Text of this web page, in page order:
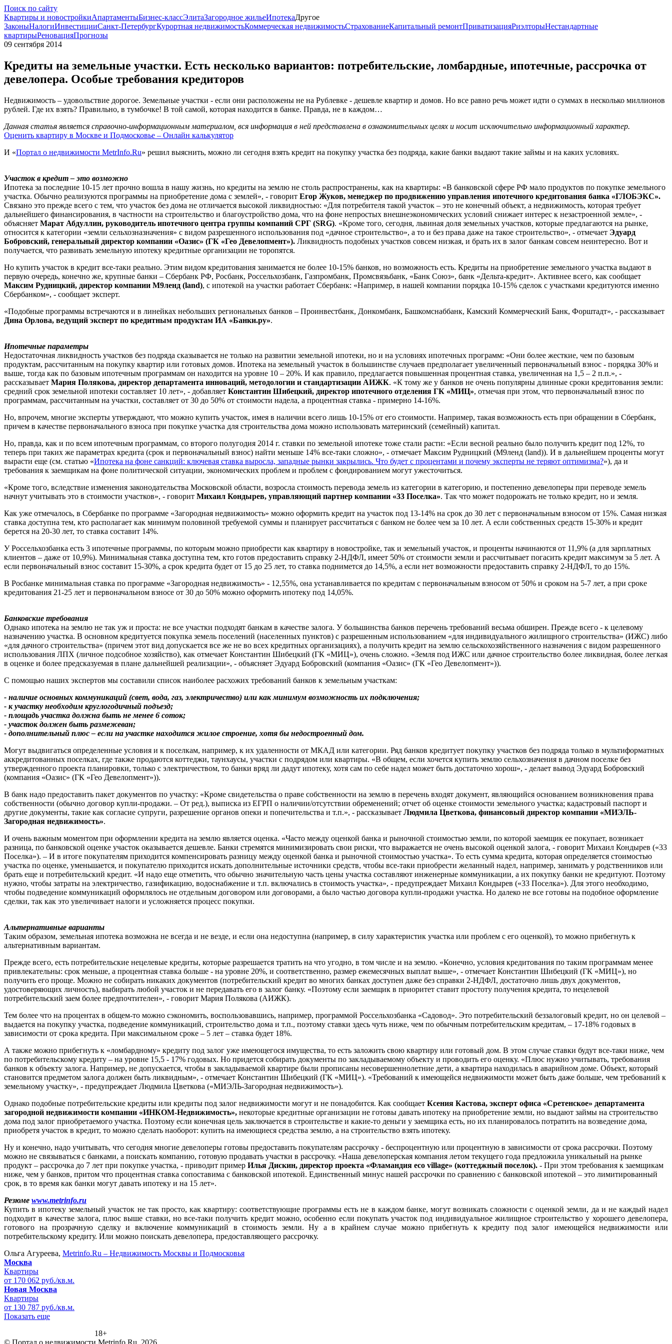
Поиск по сайту
Квартиры и новостройкиАпартаментыБизнес-классЭлитаЗагородное жильеИпотекаДругое
ЗаконыНалогиИнвестицииСанкт-ПетербургКурортная недвижимостьКоммерческая недвижимостьСтрахованиеКапитальный ремонтПриватизацияРиэлторыНестандартные
квартирыРеновацияПрогнозы
09 сентября 2014
Кредиты на земельные участки. Есть несколько вариантов: потребительские, ломбардные, ипотечные, рассрочка от
девелопера. Особые требования кредиторов
Недвижимость – удовольствие дорогое. Земельные участки - если они расположены не на Рублевке - дешевле квартир и домов. Но все равно речь может идти о суммах в несколько миллионов
рублей. Где их взять? Правильно, в тумбочке! В той самой, которая находится в банке. Правда, не в каждом…
Данная статья является справочно-информационным материалом, вся информация в ней представлена в ознакомительных целях и носит исключительно информационный характер.
Оценить квартиру в Москве и Подмосковье – Онлайн калькулятор
И «Портал о недвижимости MetrInfo.Ru» решил выяснить, можно ли сегодня взять кредит на покупку участка без подряда, какие банки выдают такие займы и на каких условиях.
Участок в кредит – это возможно
Ипотека за последние 10-15 лет прочно вошла в нашу жизнь, но кредиты на землю не столь распространены, как на квартиры: «В банковской сфере РФ мало продуктов по покупке земельного
участка. Обычно реализуются программы на приобретение дома с землей», - говорит Егор Жуков, менеджер по продвижению управления ипотечного кредитования банка «ГЛОБЭКС».
Связано это прежде всего с тем, что участок без дома не отличается высокой ликвидностью: «Для потребителя такой участок – это не конечный объект, а недвижимость, которая требует
дальнейшего финансирования, в частности на строительство и благоустройство дома, что на фоне непростых внешнеэкономических условий снижает интерес к незастроенной земле», -
объясняет Марат Абдуллин, руководитель ипотечного центра группы компаний СРГ (SRG). «Кроме того, сегодня, львиная доля земельных участков, которые предлагаются на рынке,
относится к категории «земли сельхозназначения» с видом разрешенного использования под «дачное строительство», а то и без права даже на такое строительство», - отмечает Эдуард
Бобровский, генеральный директор компании «Оазис» (ГК «Гео Девелопмент»). Ликвидность подобных участков совсем низкая, и брать их в залог банкам совсем неинтересно. Вот и
получается, что развивать земельную ипотеку кредитные организации не торопятся.
Но купить участок в кредит все-таки реально. Этим видом кредитования занимается не более 10-15% банков, но возможность есть. Кредиты на приобретение земельного участка выдают в
первую очередь, конечно же, крупные банки – Сбербанк РФ, Росбанк, Россельхозбанк, Газпромбанк, Промсвязьбанк, «Банк Союз», банк «Дельта-кредит». Активнее всего, как сообщает
Максим Рудницкий, директор компании М9ленд (land), с ипотекой на участки работает Сбербанк: «Например, в нашей компании порядка 10-15% сделок с участками кредитуются именно
Сбербанком», - сообщает эксперт.
«Подобные программы встречаются и в линейках небольших региональных банков – Проинвестбанк, Донкомбанк, Башкомснаббанк, Камский Коммерческий Банк, Форштадт», - рассказывает
Дина Орлова, ведущий эксперт по кредитным продуктам ИА «Банки.ру».
Ипотечные параметры
Недостаточная ликвидность участков без подряда сказывается не только на развитии земельной ипотеки, но и на условиях ипотечных программ: «Они более жесткие, чем по базовым
продуктам, рассчитанным на покупку квартир или готовых домов. Ипотека на земельный участок в большинстве случаев предполагает увеличенный первоначальный взнос - порядка 30% и
выше, тогда как по базовым ипотечным программам он находится на уровне 10 – 20%. И как правило, предлагается повышенная процентная ставка, увеличенная на 1,5 – 2 п.п.», -
рассказывает Мария Полякова, директор департамента инноваций, методологии и стандартизации АИЖК. «К тому же у банков не очень популярны длинные сроки кредитования земли:
средний срок земельной ипотеки составляет 10 лет», - добавляет Константин Шибецкий, директор ипотечного отделения ГК «МИЦ», отмечая при этом, что первоначальный взнос по
программам, рассчитанным на участки, составляет от 30 до 50% от стоимости надела, а процентная ставка - примерно 14-16%.
Но, впрочем, многие эксперты утверждают, что можно купить участок, имея в наличии всего лишь 10-15% от его стоимости. Например, такая возможность есть при обращении в Сбербанк,
причем в качестве первоначального взноса при покупке участка для строительства дома можно использовать материнский (семейный) капитал.
Но, правда, как и по всем ипотечным программам, со второго полугодия 2014 г. ставки по земельной ипотеке тоже стали расти: «Если весной реально было получить кредит под 12%, то
теперь при таких же параметрах кредита (срок и первоначальный взнос) найти меньше 14% все-таки сложно», - отмечает Максим Рудницкий (М9ленд (land)). И в дальнейшем проценты могут
вырасти еще (см. статью «Ипотека на фоне санкций: ключевая ставка выросла, западные рынки закрылись. Что будет с процентами и почему эксперты не теряют оптимизма?»), да и
требования к заемщикам на фоне политической ситуации, экономических проблем и проблем с фондированием могут ужесточиться.
«Кроме того, вследствие изменения законодательства Московской области, возросла стоимость перевода земель из категории в категорию, и постепенно девелоперы при переводе земель
начнут учитывать это в стоимости участков», - говорит Михаил Кондырев, управляющий партнер компании «33 Поселка». Так что может подорожать не только кредит, но и земля.
Как уже отмечалось, в Сбербанке по программе «Загородная недвижимость» можно оформить кредит на участок под 13-14% на срок до 30 лет с первоначальным взносом от 15%. Самая низкая
ставка доступна тем, кто располагает как минимум половиной требуемой суммы и планирует рассчитаться с банком не более чем за 10 лет. А если собственных средств 15-30% и кредит
берется на 20-30 лет, то ставка составит 14%.
У Россельхозбанка есть 3 ипотечные программы, по которым можно приобрести как квартиру в новостройке, так и земельный участок, и проценты начинаются от 11,9% (а для зарплатных
клиентов – даже от 10,9%). Минимальная ставка доступна тем, кто готов предоставить справку 2-НДФЛ, имеет 50% от стоимости земли и рассчитывает погасить кредит максимум за 5 лет. А
если первоначальный взнос составит 15-30%, а срок кредита будет от 15 до 25 лет, то ставка поднимется до 14,5%, а если нет возможности предоставить справку 2-НДФЛ, то до 15%.
В Росбанке минимальная ставка по программе «Загородная недвижимость» - 12,55%, она устанавливается по кредитам с первоначальным взносом от 50% и сроком на 5-7 лет, а при сроке
кредитования 21-25 лет и первоначальном взносе от 30 до 50% можно оформить ипотеку под 14,05%.
Банковские требования
Однако ипотека на землю не так уж и проста: не все участки подходят банкам в качестве залога. У большинства банков перечень требований весьма обширен. Прежде всего - к целевому
назначению участка. В основном кредитуется покупка земель поселений (населенных пунктов) с разрешенным использованием «для индивидуального жилищного строительства» (ИЖС) либо
«для дачного строительства» (причем этот вид допускается все же не во всех кредитных организациях), а получить кредит на землю сельскохозяйственного назначения с видом разрешенного
использования ЛПХ (личное подсобное хозяйство), как отмечает Константин Шибецкий (ГК «МИЦ»), очень сложно. «Земля под ИЖС или дачное строительство более ликвидная, более легкая
в оценке и более предсказуемая в плане дальнейшей реализации», - объясняет Эдуард Бобровский (компания «Оазис» (ГК «Гео Девелопмент»)).
С помощью наших экспертов мы составили список наиболее расхожих требований банков к земельным участкам:
- наличие основных коммуникаций (свет, вода, газ, электричество) или как минимум возможность их подключения;
- к участку необходим круглогодичный подъезд;
- площадь участка должна быть не менее 6 соток;
- участок должен быть размежеван;
- дополнительный плюс – если на участке находится жилое строение, хотя бы недостроенный дом.
Могут выдвигаться определенные условия и к поселкам, например, к их удаленности от МКАД или категории. Ряд банков кредитует покупку участков без подряда только в мультиформатных
аккредитованных поселках, где также продаются коттеджи, таунхаусы, участки с подрядом или квартиры. «В общем, если хочется купить землю сельхозначения в дачном поселке без
утвержденного проекта планировки, только с электричеством, то банки вряд ли дадут ипотеку, хотя сам по себе надел может быть достаточно хорош», - делает вывод Эдуард Бобровский
(компания «Оазис» (ГК «Гео Девелопмент»)).
В банк надо предоставить пакет документов по участку: «Кроме свидетельства о праве собственности на землю в перечень входят документ, являющийся основанием возникновения права
собственности (обычно договор купли-продажи. – От ред.), выписка из ЕГРП о наличии/отсутствии обременений; отчет об оценке стоимости земельного участка; кадастровый паспорт и
другие документы, такие как согласие супруги, разрешение органов опеки и попечительства и т.п.», - рассказывает Людмила Цветкова, финансовый директор компании «МИЭЛЬ-
Загородная недвижимость».
И очень важным моментом при оформлении кредита на землю является оценка. «Часто между оценкой банка и рыночной стоимостью земли, по которой заемщик ее покупает, возникает
разница, по банковской оценке участок оказывается дешевле. Банки стремятся минимизировать свои риски, что выражается не очень высокой оценкой залога, - говорит Михаил Кондырев («33
Поселка»). – И в итоге покупателям приходится компенсировать разницу между оценкой банка и рыночной стоимостью участка». То есть сумма кредита, которая определяется стоимостью
участка по оценке, уменьшается, и покупателю приходится искать дополнительные источники средств, чтобы все-таки приобрести желанный надел, например, занимать у родственников или
брать еще и потребительский кредит. «И надо еще отметить, что обычно значительную часть цены участка составляют инженерные коммуникации, а их покупку банки не кредитуют. Поэтому
нужно, чтобы затраты на электричество, газификацию, водоснабжение и т.п. включались в стоимость участка», - предупреждает Михаил Кондырев («33 Поселка»). Для этого необходимо,
чтобы подведение коммуникаций оформлялось не отдельным договором или договорами, а было частью договора купли-продажи участка. Но далеко не все готовы на подобное оформление
сделки, так как это увеличивает налоги и усложняется процесс покупки.
Альтернативные варианты
Таким образом, земельная ипотека возможна не всегда и не везде, и если она недоступна (например, в силу характеристик участка или проблем с его оценкой), то можно прибегнуть к
альтернативным вариантам.
Прежде всего, есть потребительские нецелевые кредиты, которые разрешается тратить на что угодно, в том числе и на землю. «Конечно, условия кредитования по таким программам менее
привлекательны: срок меньше, а процентная ставка больше - на уровне 20%, и соответственно, размер ежемесячных выплат выше», - отмечает Константин Шибецкий (ГК «МИЦ»), но
получить его проще. Можно не собирать никаких документов (потребительский кредит во многих банках доступен даже без справки 2-НДФЛ, достаточно лишь двух документов,
удостоверяющих личность), выбирать любой участок и не передавать его в залог банку. «Поэтому если заемщик в приоритет ставит простоту получения кредита, то нецелевой
потребительский заем более предпочтителен», - говорит Мария Полякова (АИЖК).
Тем более что на процентах в общем-то можно сэкономить, воспользовавшись, например, программой Россельхозбанка «Садовод». Это потребительский беззалоговый кредит, но он целевой –
выдается на покупку участка, подведение коммуникаций, строительство дома и т.п., поэтому ставки здесь чуть ниже, чем по обычным потребительским кредитам, – 17-18% годовых в
зависимости от срока кредита. При максимальном сроке – 5 лет – ставка будет 18%.
А также можно прибегнуть к «ломбардному» кредиту под залог уже имеющегося имущества, то есть заложить свою квартиру или готовый дом. В этом случае ставки будут все-таки ниже, чем
по потребительскому кредиту – на уровне 15,5 - 17% годовых. Но придется собирать документы по закладываемому объекту и проводить его оценку. «Плюс нужно учитывать, требования
банков к объекту залога. Например, не допускается, чтобы в закладываемой квартире были прописаны несовершеннолетние дети, а квартира находилась в аварийном доме. Объект, который
становится предметом залога должен быть ликвидным», - отмечает Константин Шибецкий (ГК «МИЦ»). «Требований к имеющейся недвижимости может быть даже больше, чем требований к
земельному участку», - предупреждает Людмила Цветкова («МИЭЛЬ-Загородная недвижимость»).
Однако подобные потребительские кредиты или кредиты под залог недвижимости могут и не понадобится. Как сообщает Ксения Кастова, эксперт офиса «Сретенское» департамента
загородной недвижимости компании «ИНКОМ-Недвижимость», некоторые кредитные организации не готовы давать ипотеку на приобретение земли, но выдают займы на строительство
дома под залог приобретаемого участка. Поэтому если конечная цель заключается в строительстве и какие-то деньги у заемщика есть, но их планировалось потратить на возведение дома,
приобретя участок в кредит, то можно сделать наоборот: купить на имеющиеся средства землю, а на строительство взять ипотеку.
Ну и конечно, надо учитывать, что сегодня многие девелоперы готовы предоставить покупателям рассрочку - беспроцентную или процентную в зависимости от срока рассрочки. Поэтому
можно не связываться с банками, а поискать компанию, готовую продавать участки в рассрочку. «Наша девелоперская компания летом текущего года предложила уникальный на рынке
продукт – рассрочка до 7 лет при покупке участка, - приводит пример Илья Дискин, директор проекта «Фламандия eco village» (коттеджный поселок). - При этом требования к заемщикам
ниже, чем у банков, притом что процентная ставка сопоставима с банковской ипотекой. Единственный минус нашей рассрочки по сравнению с банковской ипотекой – это лимитированный
срок, в то время как банки могут давать ипотеку и на 15 лет».
Резюме www.metrinfo.ru
Купить в ипотеку земельный участок не так просто, как квартиру: соответствующие программы есть не в каждом банке, могут возникать сложности с оценкой земли, да и не каждый надел
подходит в качестве залога, плюс выше ставки, но все-таки получить кредит можно, особенно если покупать участок под индивидуальное жилищное строительство у хорошего девелопера,
готового на прозрачную сделку и включение коммуникаций в стоимость земли. Ну а в крайнем случае можно прибегнуть к кредиту под залог имеющейся недвижимости или
потребительскому кредиту. Или можно поискать девелопера, предоставляющего рассрочку.
Ольга Агуреева, Metrinfo.Ru – Недвижимость Москвы и Подмосковья
Москва
Квартиры
от 170 062 руб./кв.м.
Новая Москва
Квартиры
от 130 787 руб./кв.м.
Показать еще
18+
© Портал о недвижимости Metrinfo.Ru, 2026